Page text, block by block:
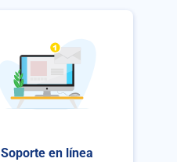
Soporte en línea